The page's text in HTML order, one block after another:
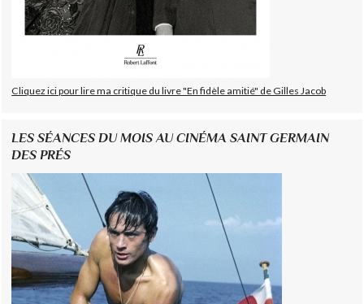
Cliquez ici pour lire ma critique du livre "En fidèle amitié" de Gilles Jacob
LES SÉANCES DU MOIS AU CINÉMA SAINT GERMAIN
DES PRÉS